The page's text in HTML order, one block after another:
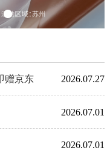
赠京东 2026.07.27
2026.07.01
2026.07.01